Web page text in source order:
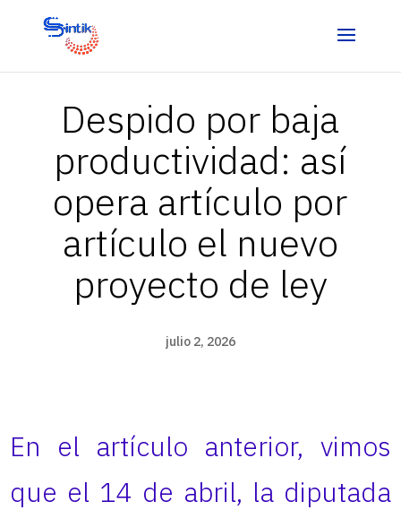
Despido por baja
productividad: así
opera artículo por
artículo el nuevo
proyecto de ley
julio 2, 2026
En el artículo anterior, vimos
que el 14 de abril, la diputada